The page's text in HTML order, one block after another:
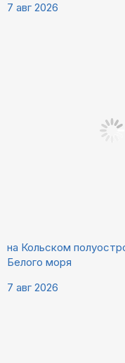
7 авг 2026
на Кольском
Белого моря
7 авг 2026